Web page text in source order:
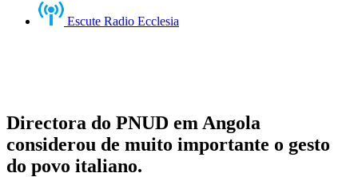
Escute Radio Ecclesia
Directora do PNUD em Angola
considerou de muito importante o gesto
do povo italiano.